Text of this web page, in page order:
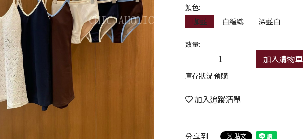
顏色:
咖藍
白編織 深藍白
數量:
加入購物車
庫存狀況 預購
加入追蹤清單
分享到